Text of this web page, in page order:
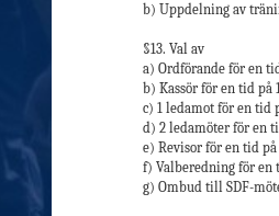
b) Uppdelning av
§13. Val av
a) Ordförande för en
b) Kassör för en tid på
c) 1 ledamot för en tid
d) 2 ledamöter för en
e) Revisor för en tid på
f) Valberedning för en
g) Ombud till SDF-